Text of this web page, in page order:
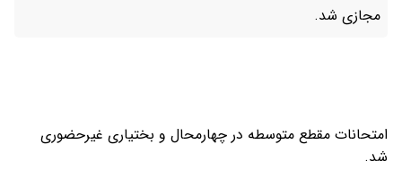
مجازی شد.
امتحانات مقطع متوسطه در چهارمحال و بختیاری غیرحضوری
شد.